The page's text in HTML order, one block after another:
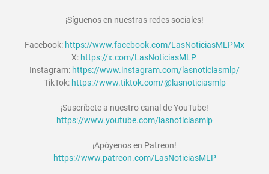
¡Síguenos en nuestras redes sociales!
Facebook: https://www.facebook.com/LasNoticiasMLPMx
X: https://x.com/LasNoticiasMLP
Instagram: https://www.instagram.com/lasnoticiasmlp/
TikTok: https://www.tiktok.com/@lasnoticiasmlp
¡Suscríbete a nuestro canal de YouTube!
https://www.youtube.com/lasnoticiasmlp
¡Apóyenos en Patreon!
https://www.patreon.com/LasNoticiasMLP